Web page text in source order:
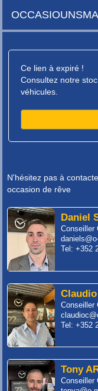
Ce lien à expiré !
Consultez notre
véhicules.
N'hésitez pas à
occasion de rêve
Daniel
Conseiller
Tel: +352
Claudio
Conseiller
Tel: +352
Tony
Conseiller